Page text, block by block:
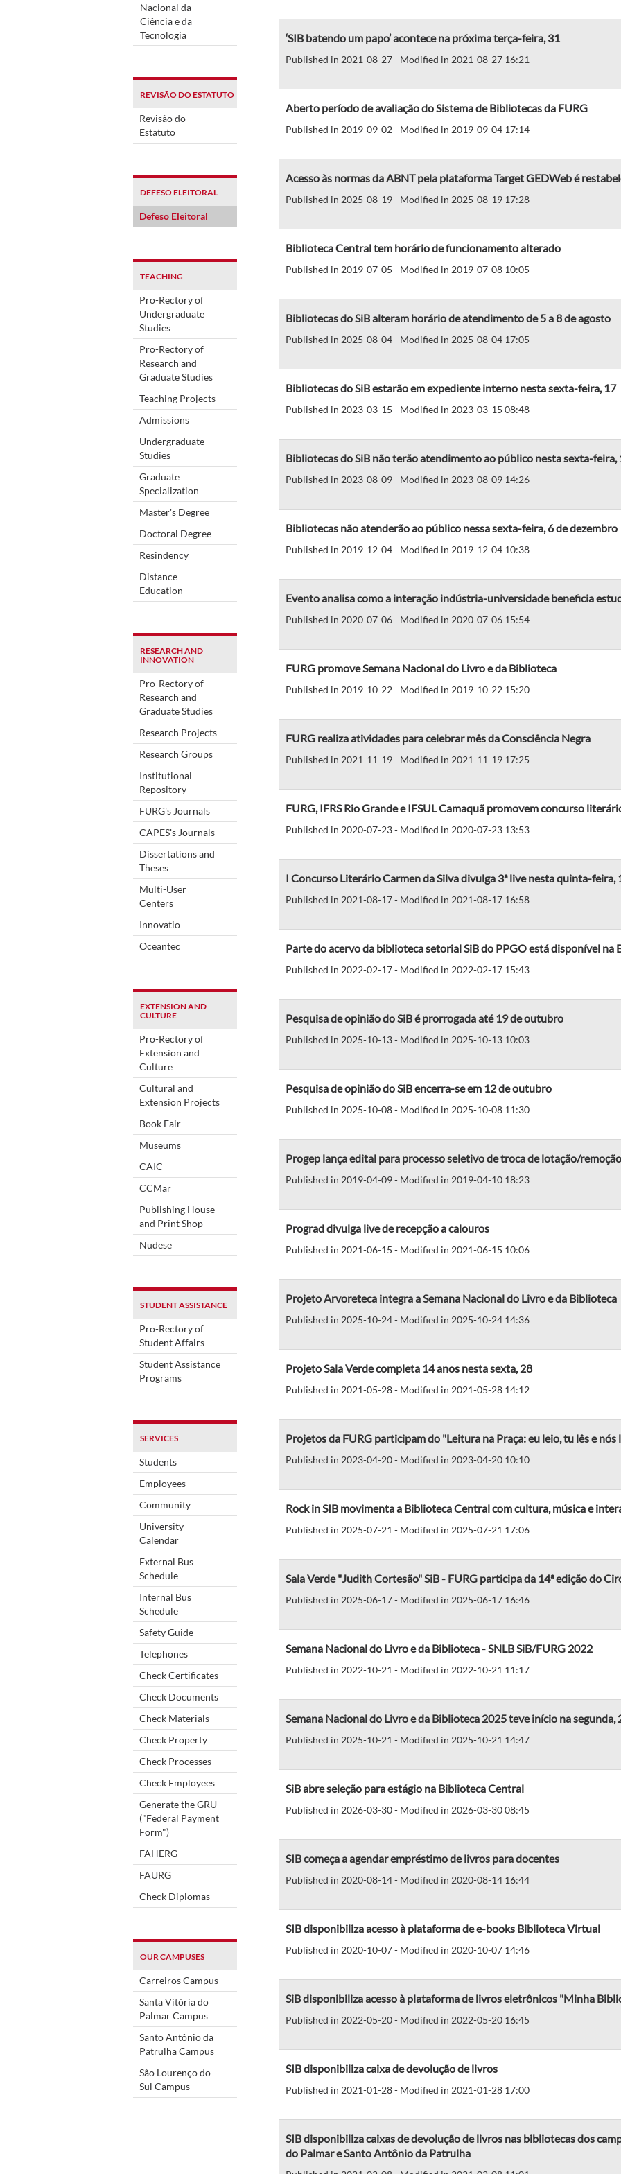
Nacional da
Ciência e da
Tecnologia
REVISÃO DO ESTATUTO
Revisão do
Estatuto
DEFESO ELEITORAL
Defeso Eleitoral
TEACHING
Pro-Rectory of
Undergraduate
Studies
Pro-Rectory of
Research and
Graduate Studies
Teaching Projects
Admissions
Undergraduate
Studies
Graduate
Specialization
Master's Degree
Doctoral Degree
Resindency
Distance
Education
RESEARCH AND
INNOVATION
Pro-Rectory of
Research and
Graduate Studies
Research Projects
Research Groups
Institutional
Repository
FURG's Journals
CAPES's Journals
Dissertations and
Theses
Multi-User
Centers
Innovatio
Oceantec
EXTENSION AND
CULTURE
Pro-Rectory of
Extension and
Culture
Cultural and
Extension Projects
Book Fair
Museums
CAIC
CCMar
Publishing House
and Print Shop
Nudese
STUDENT ASSISTANCE
Pro-Rectory of
Student Affairs
Student Assistance
Programs
SERVICES
Students
Employees
Community
University
Calendar
External Bus
Schedule
Internal Bus
Schedule
Safety Guide
Telephones
Check Certificates
Check Documents
Check Materials
Check Property
Check Processes
Check Employees
Generate the GRU
("Federal Payment
Form")
FAHERG
FAURG
Check Diplomas
OUR CAMPUSES
Carreiros Campus
Santa Vitória do
Palmar Campus
Santo Antônio da
Patrulha Campus
São Lourenço do
Sul Campus
‘SIB batendo um papo’ acontece na próxima terça-feira, 31
Published in 2021-08-27 - Modified in 2021-08-27 16:21
Aberto período de avaliação do Sistema de Bibliotecas da FURG
Published in 2019-09-02 - Modified in 2019-09-04 17:14
Acesso às normas da ABNT pela plataforma Target GEDWeb é
Published in 2025-08-19 - Modified in 2025-08-19 17:28
Biblioteca Central tem horário de funcionamento alterado
Published in 2019-07-05 - Modified in 2019-07-08 10:05
Bibliotecas do SiB alteram horário de atendimento de 5 a 8 de agosto
Published in 2025-08-04 - Modified in 2025-08-04 17:05
Bibliotecas do SiB estarão em expediente interno nesta sexta-feira, 17
Published in 2023-03-15 - Modified in 2023-03-15 08:48
Bibliotecas do SiB não terão atendimento ao público nesta sexta-feira,
Published in 2023-08-09 - Modified in 2023-08-09 14:26
Bibliotecas não atenderão ao público nessa sexta-feira, 6 de dezembro
Published in 2019-12-04 - Modified in 2019-12-04 10:38
Evento analisa como a interação indústria-universidade beneficia
Published in 2020-07-06 - Modified in 2020-07-06 15:54
FURG promove Semana Nacional do Livro e da Biblioteca
Published in 2019-10-22 - Modified in 2019-10-22 15:20
FURG realiza atividades para celebrar mês da Consciência Negra
Published in 2021-11-19 - Modified in 2021-11-19 17:25
FURG, IFRS Rio Grande e IFSUL Camaquã promovem concurso
Published in 2020-07-23 - Modified in 2020-07-23 13:53
I Concurso Literário Carmen da Silva divulga 3ª live nesta quinta-feira,
Published in 2021-08-17 - Modified in 2021-08-17 16:58
Parte do acervo da biblioteca setorial SiB do PPGO está disponível na
Published in 2022-02-17 - Modified in 2022-02-17 15:43
Pesquisa de opinião do SiB é prorrogada até 19 de outubro
Published in 2025-10-13 - Modified in 2025-10-13 10:03
Pesquisa de opinião do SiB encerra-se em 12 de outubro
Published in 2025-10-08 - Modified in 2025-10-08 11:30
Progep lança edital para processo seletivo de troca de lotação/
Published in 2019-04-09 - Modified in 2019-04-10 18:23
Prograd divulga live de recepção a calouros
Published in 2021-06-15 - Modified in 2021-06-15 10:06
Projeto Arvoreteca integra a Semana Nacional do Livro e da Biblioteca
Published in 2025-10-24 - Modified in 2025-10-24 14:36
Projeto Sala Verde completa 14 anos nesta sexta, 28
Published in 2021-05-28 - Modified in 2021-05-28 14:12
Projetos da FURG participam do "Leitura na Praça: eu leio, tu lês e nós
Published in 2023-04-20 - Modified in 2023-04-20 10:10
Rock in SIB movimenta a Biblioteca Central com cultura, música e
Published in 2025-07-21 - Modified in 2025-07-21 17:06
Sala Verde "Judith Cortesão" SiB - FURG participa da 14ª edição do
Published in 2025-06-17 - Modified in 2025-06-17 16:46
Semana Nacional do Livro e da Biblioteca - SNLB SiB/FURG 2022
Published in 2022-10-21 - Modified in 2022-10-21 11:17
Semana Nacional do Livro e da Biblioteca 2025 teve início na segunda,
Published in 2025-10-21 - Modified in 2025-10-21 14:47
SiB abre seleção para estágio na Biblioteca Central
Published in 2026-03-30 - Modified in 2026-03-30 08:45
SIB começa a agendar empréstimo de livros para docentes
Published in 2020-08-14 - Modified in 2020-08-14 16:44
SIB disponibiliza acesso à plataforma de e-books Biblioteca Virtual
Published in 2020-10-07 - Modified in 2020-10-07 14:46
SiB disponibiliza acesso à plataforma de livros eletrônicos "Minha
Published in 2022-05-20 - Modified in 2022-05-20 16:45
SIB disponibiliza caixa de devolução de livros
Published in 2021-01-28 - Modified in 2021-01-28 17:00
SIB disponibiliza caixas de devolução de livros nas bibliotecas dos
do Palmar e Santo Antônio da Patrulha